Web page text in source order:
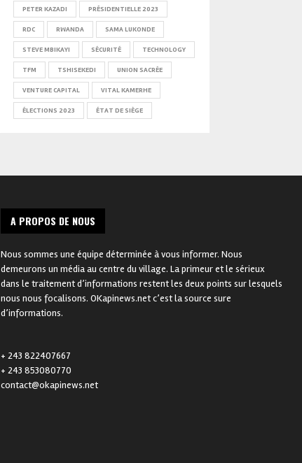
PETER KAZADI PRÉSIDENTIELLE 2023
RDC RWANDA SAMA LUKONDE
STEVE MBIKAYI SÉCURITÉ TECHNOLOGY
TFM TSHISEKEDI UNION SACRÉE
VENTURE CAPITAL VITAL KAMERHE
ÉLECTIONS 2023 ÉTAT DE SIÈGE
A PROPOS DE NOUS
Nous sommes une équipe déterminée à vous informer. Nous
demeurons un média au centre du village. La primeur et le sérieux
dans le traitement d’informations restent les deux points sur lesquels
nous nous focalisons. OKapinews.net c’est la source sure
d’informations.
+ 243 822407667
+ 243 853080770
contact@okapinews.net